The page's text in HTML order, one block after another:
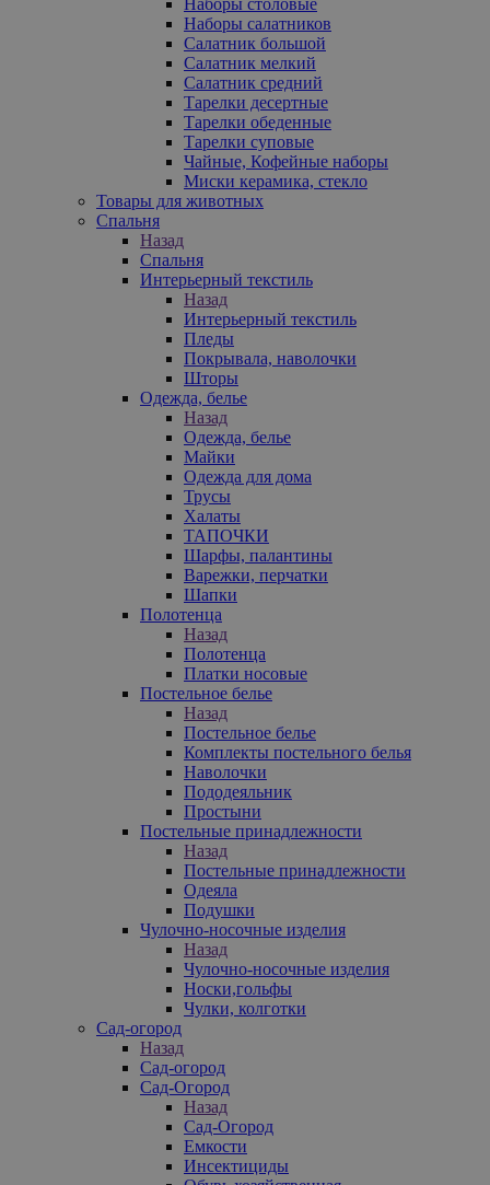
Наборы салатников
Салатник большой
Салатник мелкий
Салатник средний
Тарелки десертные
Тарелки обеденные
Тарелки суповые
Чайные, Кофейные наборы
Миски керамика, стекло
Товары для животных
Спальня
Назад
Спальня
Интерьерный текстиль
Назад
Интерьерный текстиль
Пледы
Покрывала, наволочки
Шторы
Одежда, белье
Назад
Одежда, белье
Майки
Одежда для дома
Трусы
Халаты
ТАПОЧКИ
Шарфы, палантины
Варежки, перчатки
Шапки
Полотенца
Назад
Полотенца
Платки носовые
Постельное белье
Назад
Постельное белье
Комплекты постельного белья
Наволочки
Пододеяльник
Простыни
Постельные принадлежности
Назад
Постельные принадлежности
Одеяла
Подушки
Чулочно-носочные изделия
Назад
Чулочно-носочные изделия
Носки,гольфы
Чулки, колготки
Сад-огород
Назад
Сад-огород
Сад-Огород
Назад
Сад-Огород
Емкости
Инсектициды